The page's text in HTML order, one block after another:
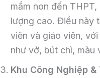
mầm non đến
lượng cao. Điều này
viên và giáo viên,
như vở, bút chì, màu
Khu Công Nghiệp